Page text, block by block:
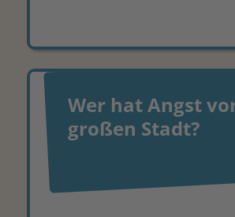
Wer hat Angst
großen Stadt?